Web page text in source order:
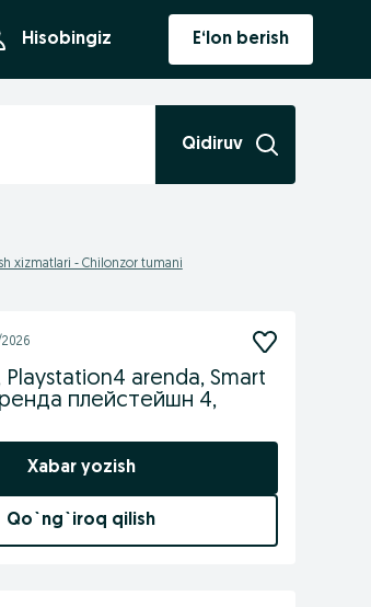
Hisobingiz E‘lon berish
Qidiruv
xizmatlari - Chilonzor tumani
Playstation4 arenda, Smart
плейстейшн 4,
Xabar yozish
Qo`ng`iroq qilish